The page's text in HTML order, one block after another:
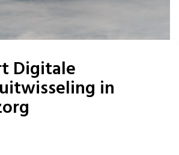
Digitale
in